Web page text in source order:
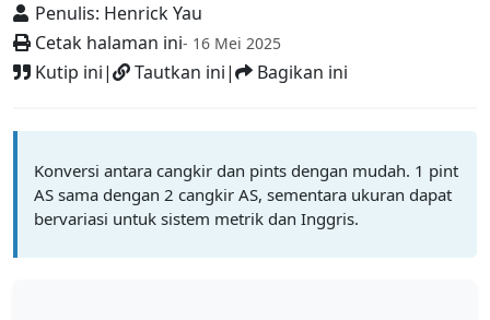
Penulis: Henrick Yau
Cetak halaman ini- 16 Mei 2025
Kutip ini| Tautkan ini| Bagikan ini
Konversi antara cangkir dan pints dengan mudah. 1 pint
AS sama dengan 2 cangkir AS, sementara ukuran dapat
bervariasi untuk sistem metrik dan Inggris.